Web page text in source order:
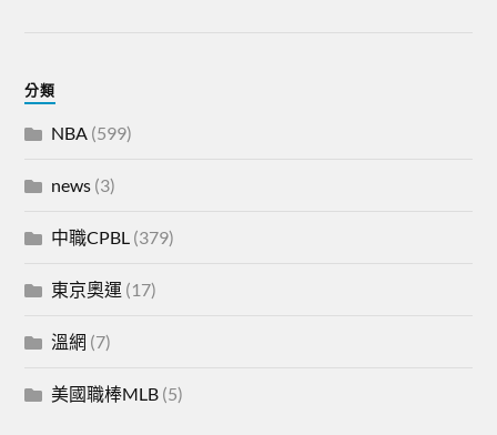
分類
NBA (599)
news (3)
中職CPBL (379)
東京奧運 (17)
溫網 (7)
美國職棒MLB (5)